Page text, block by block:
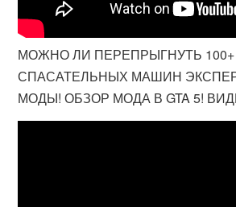
МОЖНО ЛИ ПЕРЕПРЫГНУТЬ 100+
СПАСАТЕЛЬНЫХ МАШИН
МОДЫ! ОБЗОР МОДА В GTA 5!